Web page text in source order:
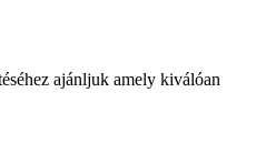
ajánljuk amely kiválóan